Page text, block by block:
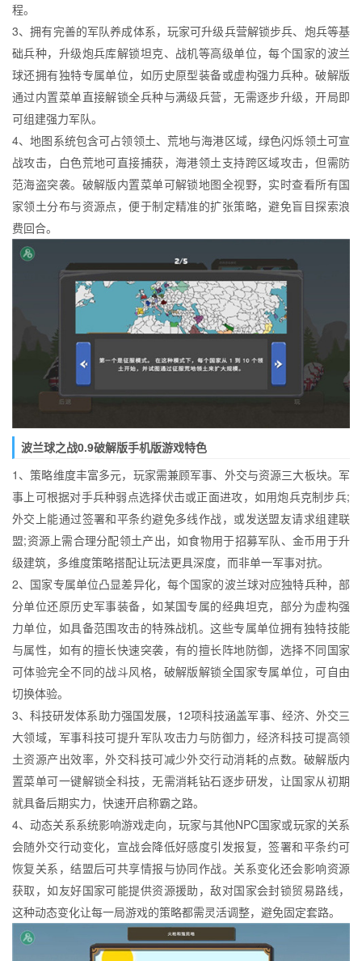
程。
3、拥有完善的军队养成体系，玩家可升级兵营解锁步兵、炮兵等基
础兵种，升级炮兵库解锁坦克、战机等高级单位，每个国家的波兰
球还拥有独特专属单位，如历史原型装备或虚构强力兵种。破解版
通过内置菜单直接解锁全兵种与满级兵营，无需逐步升级，开局即
可组建强力军队。
4、地图系统包含可占领领土、荒地与海港区域，绿色闪烁领土可宣
战攻击，白色荒地可直接捕获，海港领土支持跨区域攻击，但需防
范海盗突袭。破解版内置菜单可解锁地图全视野，实时查看所有国
家领土分布与资源点，便于制定精准的扩张策略，避免盲目探索浪
费回合。
波兰球之战0.9破解版手机版游戏特色
1、策略维度丰富多元，玩家需兼顾军事、外交与资源三大板块。军
事上可根据对手兵种弱点选择伏击或正面进攻，如用炮兵克制步兵;
外交上能通过签署和平条约避免多线作战，或发送盟友请求组建联
盟;资源上需合理分配领土产出，如食物用于招募军队、金币用于升
级建筑，多维度策略搭配让玩法更具深度，而非单一军事对抗。
2、国家专属单位凸显差异化，每个国家的波兰球对应独特兵种，部
分单位还原历史军事装备，如某国专属的经典坦克，部分为虚构强
力单位，如具备范围攻击的特殊战机。这些专属单位拥有独特技能
与属性，如有的擅长快速突袭，有的擅长阵地防御，选择不同国家
可体验完全不同的战斗风格，破解版解锁全国家专属单位，可自由
切换体验。
3、科技研发体系助力强国发展，12项科技涵盖军事、经济、外交三
大领域，军事科技可提升军队攻击力与防御力，经济科技可提高领
土资源产出效率，外交科技可减少外交行动消耗的点数。破解版内
置菜单可一键解锁全科技，无需消耗钻石逐步研发，让国家从初期
就具备后期实力，快速开启称霸之路。
4、动态关系系统影响游戏走向，玩家与其他NPC国家或玩家的关系
会随外交行动变化，宣战会降低好感度引发报复，签署和平条约可
恢复关系，结盟后可共享情报与协同作战。关系变化还会影响资源
获取，如友好国家可能提供资源援助，敌对国家会封锁贸易路线，
这种动态变化让每一局游戏的策略都需灵活调整，避免固定套路。